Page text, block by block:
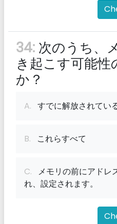
34: 次のうち、
き起こす可能
か？
A. すでに解放されてい
B. これらすべて
C. メモリの前にアドレ
れ、設定されます。